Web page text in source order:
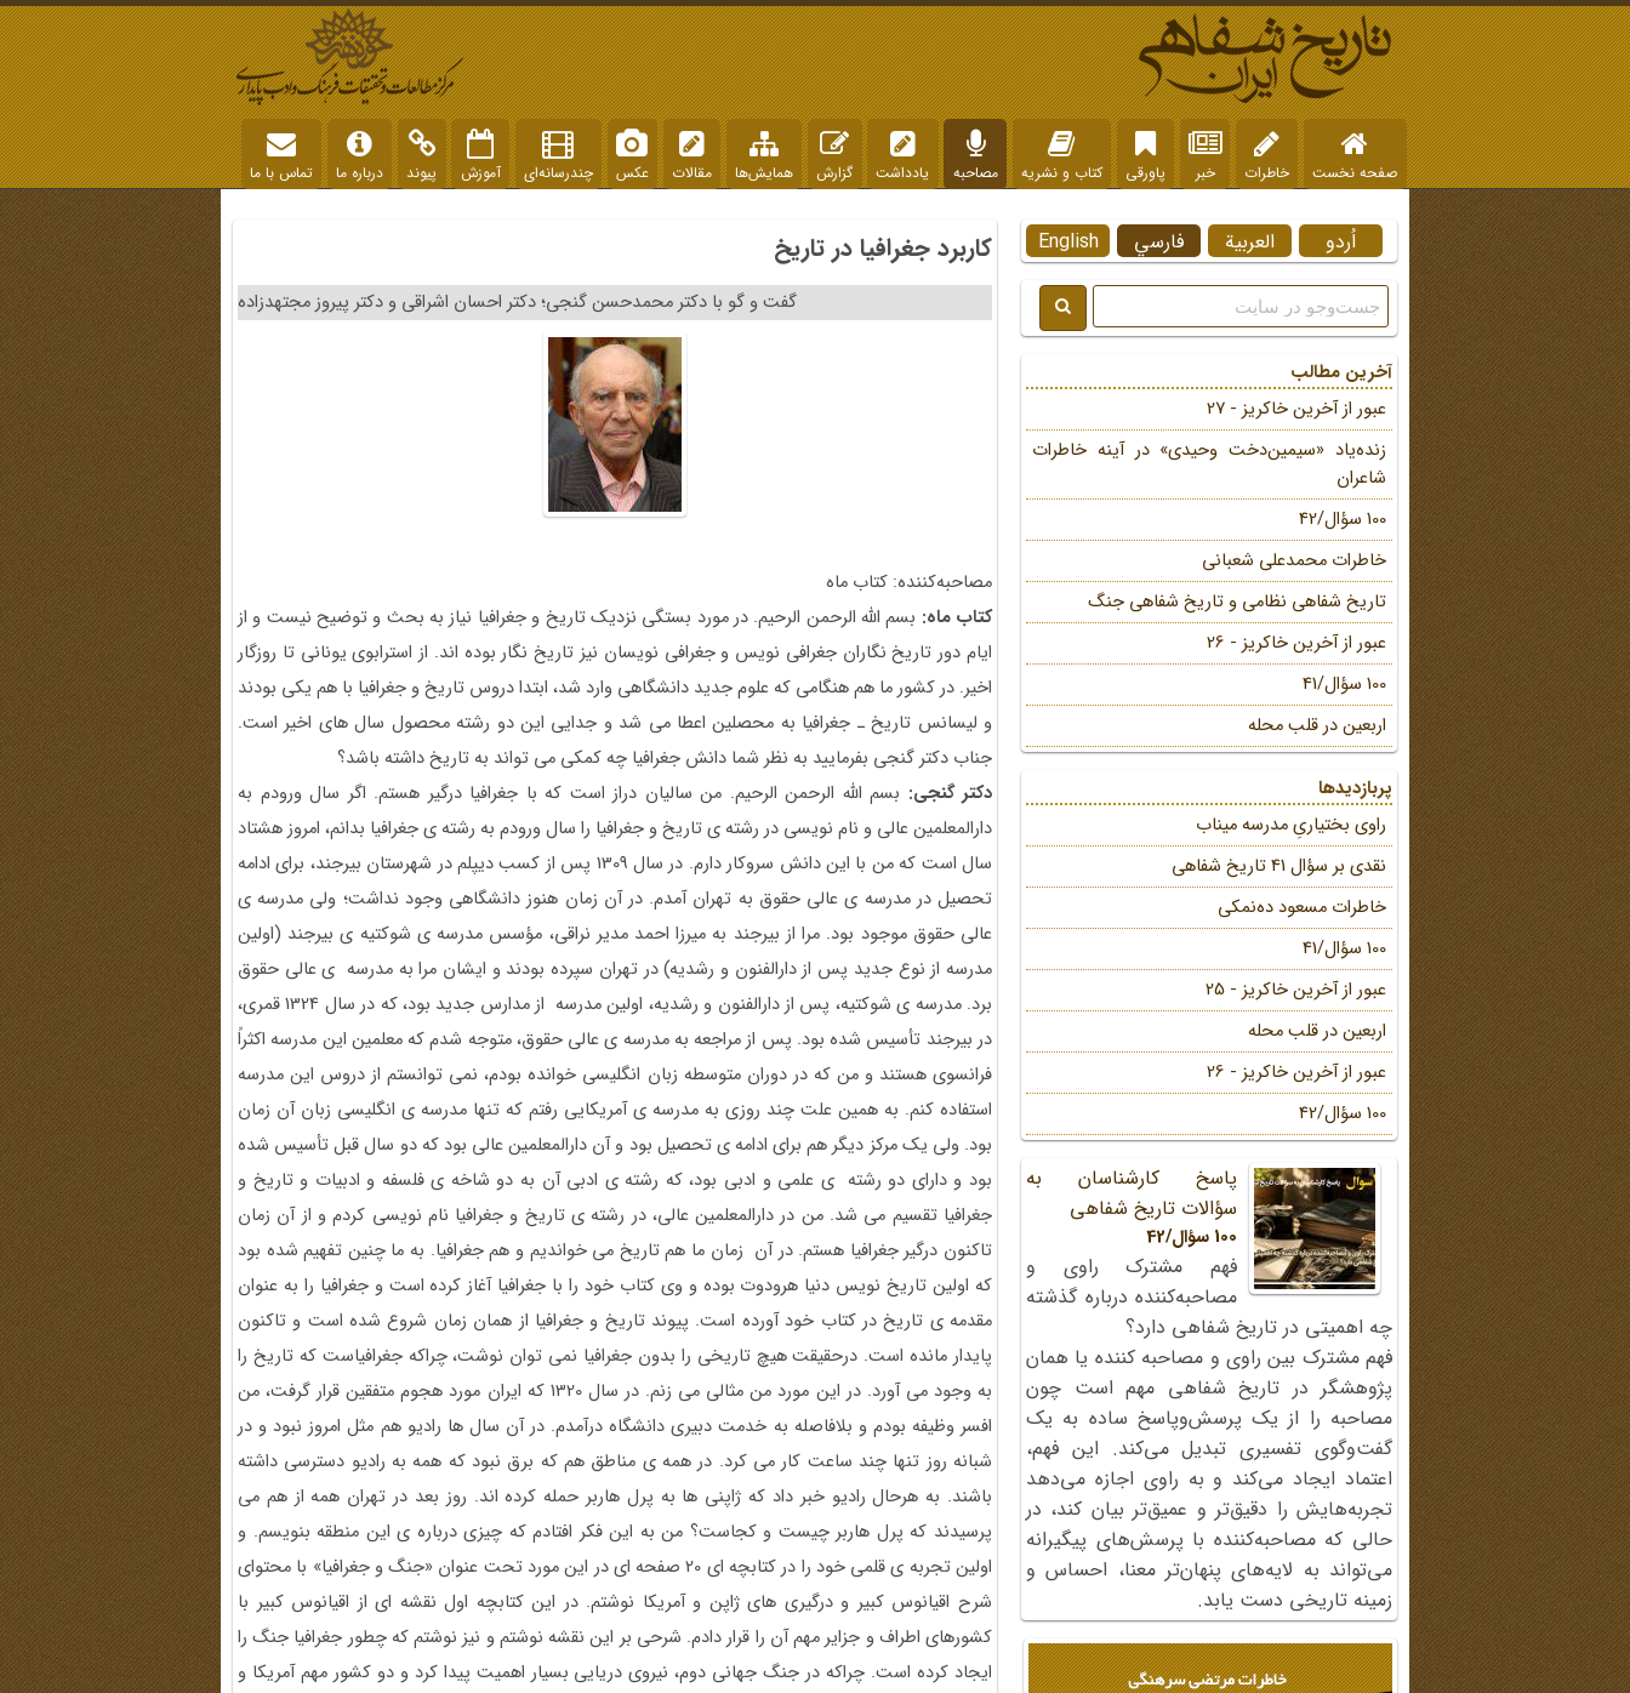
صفحه نخست خاطرات خبر پاورقی کتاب و نشریه مصاحبه یادداشت گزارش همایش‌ها مقالات عکس چندرسانه‌ای آموزش پیوند درباره ما تماس با ما
کاربرد جغرافیا در تاریخ
گفت و گو با دکتر محمدحسن گنجی؛ دکتر احسان اشراقی و دکتر پیروز مجتهدزاده
مصاحبه‌كننده: کتاب ماه
کتاب ماه: بسم الله الرحمن الرحیم. در مورد بستگی نزدیک تاریخ و جغرافیا نیاز به بحث و توضیح نیست و از
ایام دور تاریخ نگاران جغرافی نویس و جغرافی نویسان نیز تاریخ نگار بوده اند. از استرابوی یونانی تا روزگار
اخیر. در کشور ما هم هنگامی که علوم جدید دانشگاهی وارد شد، ابتدا دروس تاریخ و جغرافیا با هم یکی بودند
و لیسانس تاریخ ـ جغرافیا به محصلین اعطا می شد و جدایی این دو رشته محصول سال های اخیر است.
جناب دکتر گنجی بفرمایید به نظر شما دانش جغرافیا چه کمکی می تواند به تاریخ داشته باشد؟
دکتر گنجی: بسم الله الرحمن الرحیم. من سالیان دراز است که با جغرافیا درگیر هستم. اگر سال ورودم به
دارالمعلمین عالی و نام نویسی در رشته ی تاریخ و جغرافیا را سال ورودم به رشته ی جغرافیا بدانم، امروز هشتاد
سال است که من با این دانش سروکار دارم. در سال 1309 پس از کسب دیپلم در شهرستان بیرجند، برای ادامه
تحصیل در مدرسه ی عالی حقوق به تهران آمدم. در آن زمان هنوز دانشگاهی وجود نداشت؛ ولی مدرسه ی
عالی حقوق موجود بود. مرا از بیرجند به میرزا احمد مدیر نراقی، مؤسس مدرسه ی شوکتیه ی بیرجند (اولین
مدرسه از نوع جدید پس از دارالفنون و رشدیه) در تهران سپرده بودند و ایشان مرا به مدرسه ی عالی حقوق
برد. مدرسه ی شوکتیه، پس از دارالفنون و رشدیه، اولین مدرسه از مدارس جدید بود، که در سال 1324 قمری،
در بیرجند تأسیس شده بود. پس از مراجعه به مدرسه ی عالی حقوق، متوجه شدم که معلمین این مدرسه اکثراً
فرانسوی هستند و من که در دوران متوسطه زبان انگلیسی خوانده بودم، نمی توانستم از دروس این مدرسه
استفاده کنم. به همین علت چند روزی به مدرسه ی آمریکایی رفتم که تنها مدرسه ی انگلیسی زبان آن زمان
بود. ولی یک مرکز دیگر هم برای ادامه ی تحصیل بود و آن دارالمعلمین عالی بود که دو سال قبل تأسیس شده
بود و دارای دو رشته ی علمی و ادبی بود، که رشته ی ادبی آن به دو شاخه ی فلسفه و ادبیات و تاریخ و
جغرافیا تقسیم می شد. من در دارالمعلمین عالی، در رشته ی تاریخ و جغرافیا نام نویسی کردم و از آن زمان
تاکنون درگیر جغرافیا هستم. در آن زمان ما هم تاریخ می خواندیم و هم جغرافیا. به ما چنین تفهیم شده بود
که اولین تاریخ نویس دنیا هرودوت بوده و وی کتاب خود را با جغرافیا آغاز کرده است و جغرافیا را به عنوان
مقدمه ی تاریخ در کتاب خود آورده است. پیوند تاریخ و جغرافیا از همان زمان شروع شده است و تاکنون
پایدار مانده است. درحقیقت هیچ تاریخی را بدون جغرافیا نمی توان نوشت، چراکه جغرافیاست که تاریخ را
به وجود می آورد. در این مورد من مثالی می زنم. در سال 1320 که ایران مورد هجوم متفقین قرار گرفت، من
افسر وظیفه بودم و بلافاصله به خدمت دبیری دانشگاه درآمدم. در آن سال ها رادیو هم مثل امروز نبود و در
شبانه روز تنها چند ساعت کار می کرد. در همه ی مناطق هم که برق نبود که همه به رادیو دسترسی داشته
باشند. به هرحال رادیو خبر داد که ژاپنی ها به پرل هاربر حمله کرده اند. روز بعد در تهران همه از هم می
پرسیدند که پرل هاربر چیست و کجاست؟ من به این فکر افتادم که چیزی درباره ی این منطقه بنویسم. و
اولین تجربه ی قلمی خود را در کتابچه ای 20 صفحه ای در این مورد تحت عنوان «جنگ و جغرافیا» با محتوای
شرح اقیانوس کبیر و درگیری های ژاپن و آمریکا نوشتم. در این کتابچه اول نقشه ای از اقیانوس کبیر با
کشورهای اطراف و جزایر مهم آن را قرار دادم. شرحی بر این نقشه نوشتم و نیز نوشتم که چطور جغرافیا جنگ را
ایجاد کرده است. چراکه در جنگ جهانی دوم، نیروی دریایی بسیار اهمیت پیدا کرد و دو کشور مهم آمریکا و
English فارسي العربية اُردو
آخرین مطالب
عبور از آخرین خاکریز - 27
زنده‌یاد «سیمین‌دخت وحیدی» در آینه خاطرات
شاعران
100 سؤال/42
خاطرات محمد‌علی شعبانی
تاریخ شفاهی نظامی و تاریخ شفاهی جنگ
عبور از آخرین خاکریز - 26
100 سؤال/41
اربعین در قلب محله
پربازدیدها
راوی بختیاریِ مدرسه میناب
نقدی بر سؤال 41 تاریخ شفاهی
خاطرات مسعود ده‌نمکی
100 سؤال/41
عبور از آخرین خاکریز - 25
اربعین در قلب محله
عبور از آخرین خاکریز - 26
100 سؤال/42
پاسخ کارشناسان به
سؤالات تاریخ شفاهی
100 سؤال/42
فهم مشترک راوی و
مصاحبه‌کننده درباره گذشته
چه اهمیتی در تاریخ شفاهی دارد؟
فهم مشترک بین راوی و مصاحبه کننده یا همان
پژوهشگر در تاریخ شفاهی مهم است چون
مصاحبه را از یک پرسش‌وپاسخ ساده به یک
گفت‌وگوی تفسیری تبدیل می‌کند. این فهم،
اعتماد ایجاد می‌کند و به راوی اجازه می‌دهد
تجربه‌هایش را دقیق‌تر و عمیق‌تر بیان کند، در
حالی که مصاحبه‌کننده با پرسش‌های پیگیرانه
می‌تواند به لایه‌های پنهان‌تر معنا، احساس و
زمینه تاریخی دست یابد.